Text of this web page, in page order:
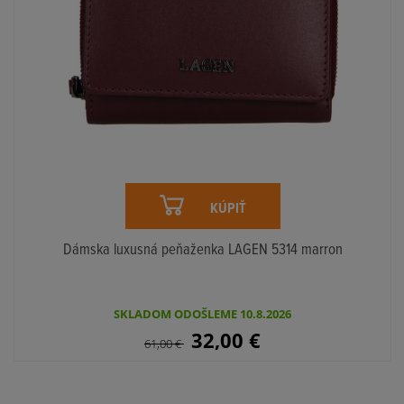
KÚPIŤ
Dámska luxusná peňaženka LAGEN 5314 marron
SKLADOM ODOŠLEME 10.8.2026
61,00€ 32,00 €